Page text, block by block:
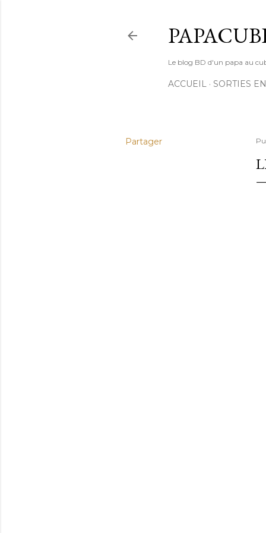
Le blog BD d'un papa au
ACCUEIL SORTIES
Partager